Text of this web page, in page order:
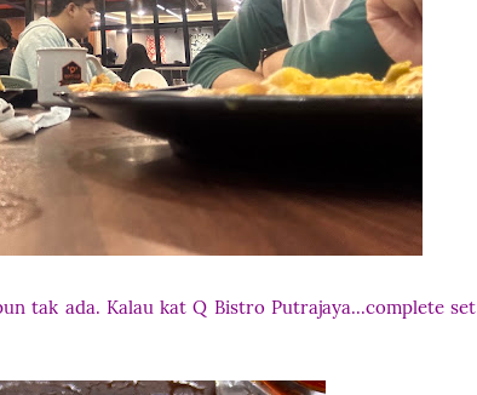
tak ada. Kalau kat Q Bistro Putrajaya...complete set